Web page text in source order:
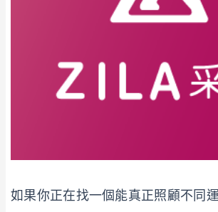
如果你正在找一個能真正照顧不同